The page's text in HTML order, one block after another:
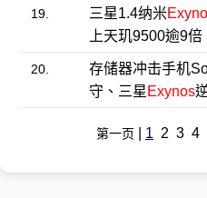
19. 三星1.4纳米
上天玑9500逾9倍
20.
存储器冲击手机
守、三星 Exynos
第一页 1 2 3 4